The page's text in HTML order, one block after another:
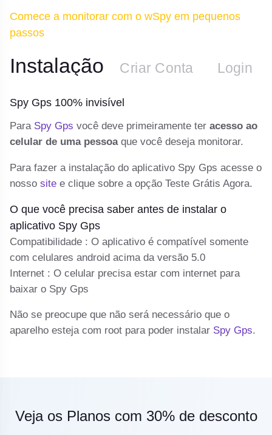
Comece a monitorar com o wSpy em pequenos
passos
Instalação Criar Conta Login
Spy Gps 100% invisível
Para Spy Gps você deve primeiramente teracesso ao
celular de uma pessoaque você deseja monitorar.
Para fazer a instalação do aplicativo Spy Gps acesse o
nossosite e clique sobre a opção Teste Grátis Agora.
O que você precisa saber antes de instalar o
aplicativo Spy Gps
Compatibilidade : O aplicativo é compatível somente
com celulares android acima da versão 5.0
Internet : O celular precisa estar com internet para
baixar o Spy Gps
Não se preocupe que não será necessário que o
aparelho esteja com root para poder instalar Spy Gps.
Veja os Planos com 30% de desconto